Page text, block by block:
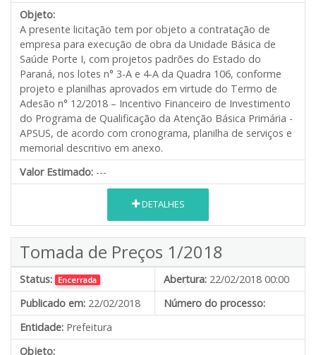
Objeto:
A presente licitação tem por objeto a contratação de
empresa para execução de obra da Unidade Básica de
Saúde Porte I, com projetos padrões do Estado do
Paraná, nos lotes n° 3-A e 4-A da Quadra 106, conforme
projeto e planilhas aprovados em virtude do Termo de
Adesão n° 12/2018 – Incentivo Financeiro de Investimento
do Programa de Qualificação da Atenção Básica Primária -
APSUS, de acordo com cronograma, planilha de serviços e
memorial descritivo em anexo.
Valor Estimado: ---
DETALHES
Tomada de Preços 1/2018
Status: Encerrada Abertura: 22/02/2018 00:00
Publicado em: 22/02/2018
Número do processo:
Entidade: Prefeitura
Objeto: